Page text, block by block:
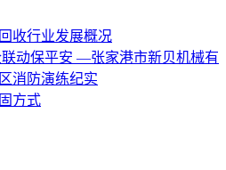
收行业发展概况
动保平安 —张家港市新贝机械有
消防演练纪实
方式